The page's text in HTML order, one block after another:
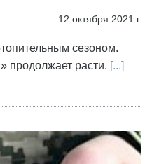
12 октября 2021 г.
сезоном.
продолжает расти. [...]